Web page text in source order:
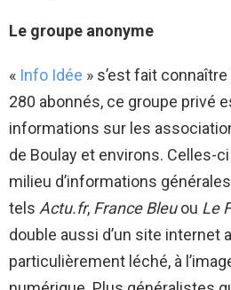
Le groupe anonyme
« Info Idée » s’est fait
280 abonnés, ce groupe privé
informations sur les
de Boulay et environs. Celles-
milieu d’informations
tels Actu.fr, France Bleuou Le
double aussi d’un site internet
particulièrement léché, à